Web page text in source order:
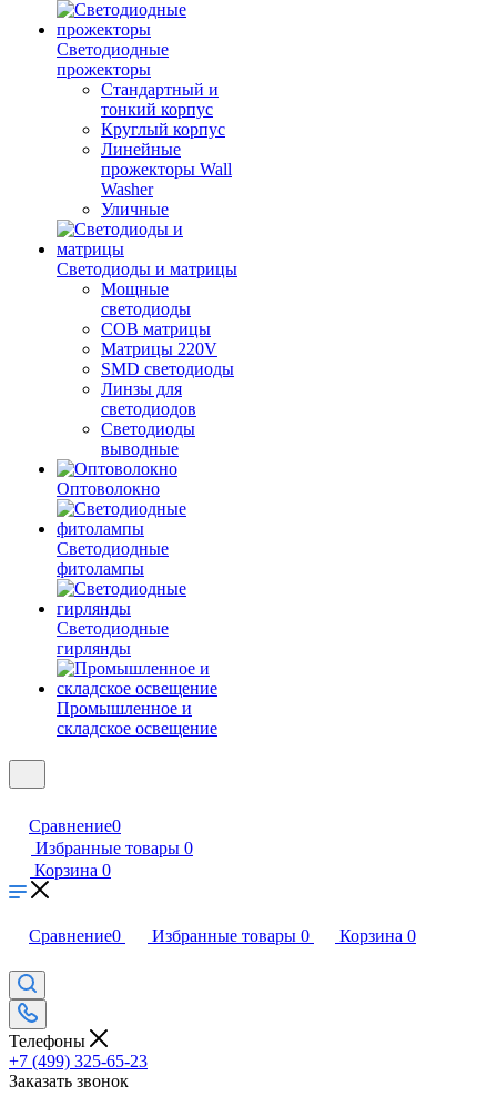
Светодиодные
прожекторы
Стандартный и
тонкий корпус
Круглый корпус
Линейные
прожекторы Wall
Washer
Уличные
Светодиоды и матрицы
Мощные
светодиоды
COB матрицы
Матрицы 220V
SMD светодиоды
Линзы для
светодиодов
Светодиоды
выводные
Оптоволокно
Светодиодные
фитолампы
Светодиодные
гирлянды
Промышленное и
складское освещение
Сравнение0
Избранные товары 0
Корзина 0
Сравнение0 Избранные товары 0 Корзина 0
Телефоны
+7 (499) 325-65-23
Заказать звонок